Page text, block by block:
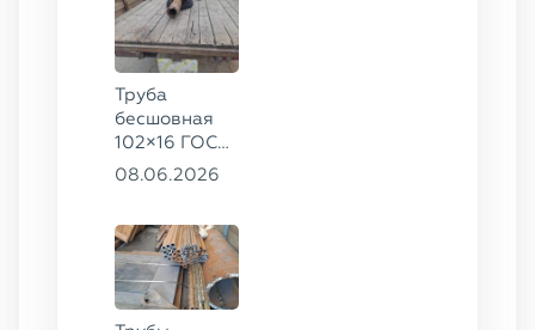
2001 сталь
12Х1МФ
Труба
бесшовная
102×16 ГОСТ
8732-78, ст.
08.06.2026